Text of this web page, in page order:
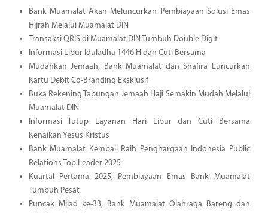
Bank Muamalat Akan Meluncurkan Pembiayaan Solusi Emas
Hijrah Melalui Muamalat DIN
Transaksi QRIS di Muamalat DIN Tumbuh Double Digit
Informasi Libur Iduladha 1446 H dan Cuti Bersama
Mudahkan Jemaah, Bank Muamalat dan Shafira Luncurkan
Kartu Debit Co-Branding Eksklusif
Buka Rekening Tabungan Jemaah Haji Semakin Mudah Melalui
Muamalat DIN
Informasi Tutup Layanan Hari Libur dan Cuti Bersama
Kenaikan Yesus Kristus
Bank Muamalat Kembali Raih Penghargaan Indonesia Public
Relations Top Leader 2025
Kuartal Pertama 2025, Pembiayaan Emas Bank Muamalat
Tumbuh Pesat
Puncak Milad ke-33, Bank Muamalat Olahraga Bareng dan